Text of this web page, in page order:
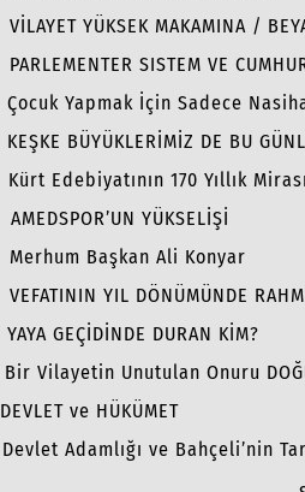
VİLAYET YÜKSEK MAKAMINA /
PARLEMENTER SISTEM VE
Çocuk Yapmak İçin Sadece
KEŞKE BÜYÜKLERİMİZ DE BU
Kürt Edebiyatının 170 Yıllık Mirası
AMEDSPOR’UN YÜKSELİŞİ
Merhum Başkan Ali Konyar
VEFATININ YIL DÖNÜMÜNDE
YAYA GEÇİDİNDE DURAN KİM?
Bir Vilayetin Unutulan Onuru
DEVLET ve HÜKÜMET
Devlet Adamlığı ve Bahçeli’nin